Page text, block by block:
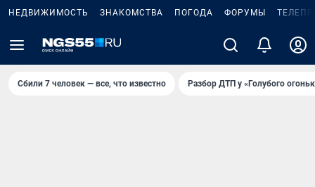
НЕДВИЖИМОСТЬ ЗНАКОМСТВА ПОГОДА ФОРУМЫ
Сбили 7 человек — все, что известно Разбор ДТП у «Голубого